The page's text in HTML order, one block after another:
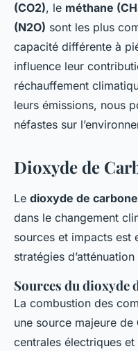
(CO2), le méthane
(N2O) sont les plus
capacité différente à
influence leur
réchauffement
leurs émissions, nous
néfastes sur
Dioxyde de
Le dioxyde de carbone
dans le changement
sources et impacts est
stratégies
Sources du dioxyde
La combustion des
une source majeure de
centrales électriques